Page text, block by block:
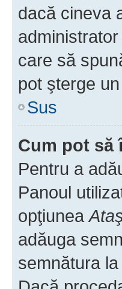
dacă cineva
care să
pot şterge
Sus
Cum pot să
Pentru a
Panoul
opţiunea
adăuga
semnătura